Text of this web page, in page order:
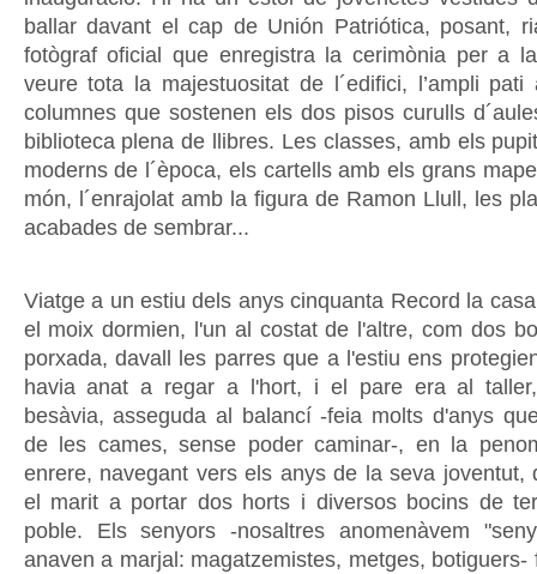
ballar davant el cap de Unión Patriótica, posant,
fotògraf oficial que enregistra la cerimònia per a
veure tota la majestuositat de l´edifici, l’ampli
columnes que sostenen els dos pisos curulls
biblioteca plena de llibres. Les classes, amb els
moderns de l´època, els cartells amb els grans
món, l´enrajolat amb la figura de Ramon Llull, les
acabades de sembrar...
Viatge a un estiu dels anys cinquanta Record la
el moix dormien, l'un al costat de l'altre, com dos
porxada, davall les parres que a l'estiu ens
havia anat a regar a l'hort, i el pare era al
besàvia, asseguda al balancí -feia molts d'anys
de les cames, sense poder caminar-, en la
enrere, navegant vers els anys de la seva joventut,
el marit a portar dos horts i diversos bocins de
poble. Els senyors -nosaltres anomenàvem
anaven a marjal: magatzemistes, metges, botiguers-